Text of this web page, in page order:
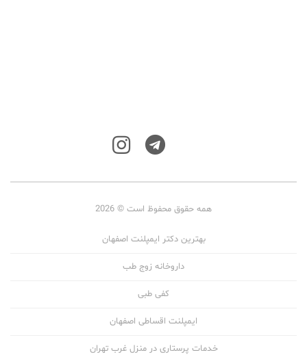
همه حقوق محفوظ است © 2026
بهترین دکتر ایمپلنت اصفهان
داروخانه زوج طب
کفی طبی
ایمپلنت اقساطی اصفهان
خدمات پرستاری در منزل غرب تهران